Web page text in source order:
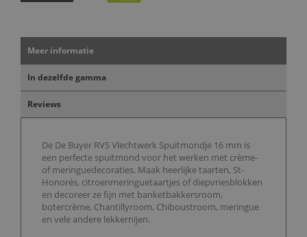
Meer informatie
In dezelfde gamma
Reviews
De De Buyer RVS Vlechtwerk Spuitmondje 16 mm is
een perfecte spuitmond voor het werken met crème-
of meringuedecoraties. Maak heerlijke taarten, St-
Honorés, citroenmeringuetaartjes of diepvriesblokken
en decoreer ze fijn met banketbakkersroom,
botercrème, Chantillyroom, Chiboustroom, meringue
en vele andere lekkernijen.